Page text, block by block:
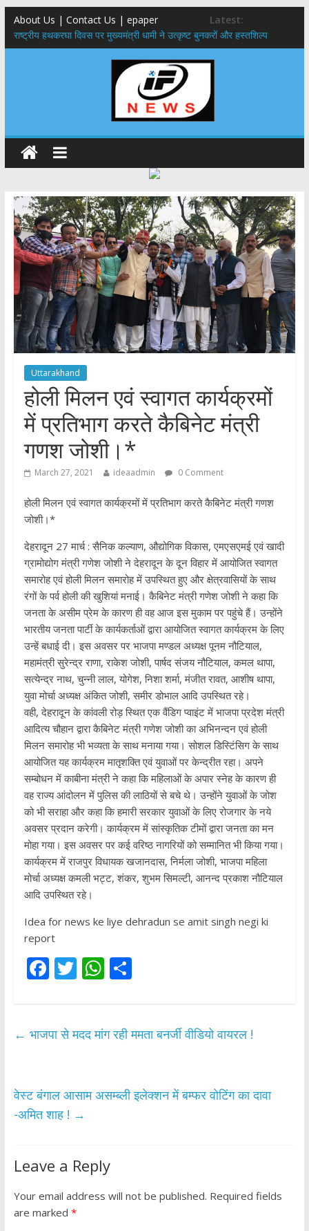
About Us | Contact Us | epaper
Latest:
राष्ट्रीय हथकरघा दिवस पर मुख्यमंत्री धामी ने उत्कृष्ट बुनकरों और हस्तशिल्प
कारीगरों को किया सम्मानित
मुख्यमंत्री ने उत्तराखण्ड क्षत्रिय कल्याण समिति की वेबसाइट एवं क्षत्रिय जागरण
मुख्यमंत्री ने हर घर तिरंगा यात्रा कार्यक्रम में किया प्रतिभाग,मुख्यमंत्री ने
प्रदेशवासियों से स्वतंत्रता दिवस पर अपने घरों में तिरंगा फहराने का किया आवाह्न
नंदा की चौकी पुल हादसा: PWD के EE, AE और JE निलंबित, सीएम धामी के निर्देश
पर सख्त कार्रवाई
मुख्यमंत्री ने 9 लाख 87 हजार17 पेंशन लाभार्थियों को कुल 146 करोड़ 32 लाख
की पेंशन राशि का किया भुगतान
Uttarakhand
होली मिलन एवं स्वागत कार्यक्रमों
में प्रतिभाग करते कैबिनेट मंत्री
गणश जोशी।*
March 27, 2021 ideaadmin 0 Comment
होली मिलन एवं स्वागत कार्यक्रमों में प्रतिभाग करते कैबिनेट मंत्री गणश
जोशी।*
देहरादून 27 मार्च : सैनिक कल्याण, औद्योगिक विकास, एमएसएमई एवं खादी
ग्रामोद्योग मंत्री गणेश जोशी ने देहरादून के दून विहार में आयोजित स्वागत
समारोह एवं होली मिलन समारोह में उपस्थित हुए और क्षेत्रवासियों के साथ
रंगों के पर्व होली की खुशियां मनाई। कैबिनेट मंत्री गणेश जोशी ने कहा कि
जनता के असीम प्रेम के कारण ही वह आज इस मुकाम पर पहुंचे हैं। उन्होंने
भारतीय जनता पार्टी के कार्यकर्ताओं द्वारा आयोजित स्वागत कार्यक्रम के लिए
उन्हें बधाई दी। इस अवसर पर भाजपा मण्डल अध्यक्ष पूनम नौटियाल,
महामंत्री सुरेन्द्र राणा, राकेश जोशी, पार्षद संजय नौटियाल, कमल थापा,
सत्येन्द्र नाथ, चुन्नी लाल, योगेश, निशा शर्मा, मंजीत रावत, आशीष थापा,
युवा मोर्चा अध्यक्ष अंकित जोशी, समीर डोभाल आदि उपस्थित रहे।
वही, देहरादून के कांवली रोड़ स्थित एक वैंडिग प्वाइंट में भाजपा प्रदेश मंत्री
आदित्य चौहान द्वारा कैबिनेट मंत्री गणेश जोशी का अभिनन्दन एवं होली
मिलन समारोह भी भव्यता के साथ मनाया गया। सोशल डिस्टिंसिग के साथ
आयोजित यह कार्यक्रम मातृशक्ति एवं युवाओं पर केन्द्रीत रहा। अपने
सम्बोधन में काबीना मंत्री ने कहा कि महिलाओं के अपार स्नेह के कारण ही
वह राज्य आंदोलन में पुलिस की लाठियों से बचे थे। उन्होंने युवाओं के जोश
को भी सराहा और कहा कि हमारी सरकार युवाओं के लिए रोजगार के नये
अवसर प्रदान करेगी। कार्यक्रम में सांस्कृतिक टीमों द्वारा जनता का मन
मोहा गया। इस अवसर पर कई वरिष्ठ नागरियों को सम्मानित भी किया गया।
कार्यक्रम में राजपुर विधायक खजानदास, निर्मला जोशी, भाजपा महिला
मोर्चा अध्यक्ष कमली भट्ट, शंकर, शुभम सिमल्टी, आनन्द प्रकाश नौटियाल
आदि उपस्थित रहे।
Idea for news ke liye dehradun se amit singh negi ki
report
F
b
k
T
er
W
s
p
S
e
← भाजपा से मदद मांग रही ममता बनर्जी वीडियो वायरल !
वेस्ट बंगाल आसाम असम्ब्ली इलेक्शन में बम्फर वोटिंग का दावा
-अमित शाह ! →
Leave a Reply
Your email address will not be published. Required fields
are marked *